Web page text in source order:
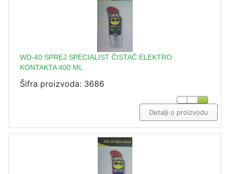
WD-40 SPREJ SPECIALIST ČISTAČ ELEKTRO
KONTAKTA 400 ML
Šifra proizvoda: 3686
Detalji o proizvodu